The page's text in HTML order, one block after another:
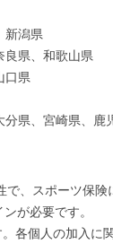
新潟県
良県、和歌山県
口県
県、宮崎県、鹿
、スポーツ保険
が必要です。
各個人の加入に